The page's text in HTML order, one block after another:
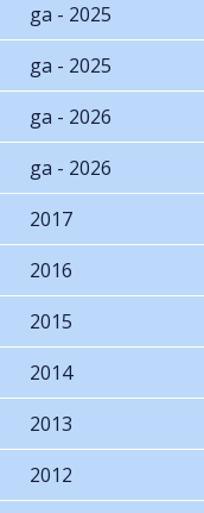
ga - 2025
ga - 2025
ga - 2026
ga - 2026
2017
2016
2015
2014
2013
2012